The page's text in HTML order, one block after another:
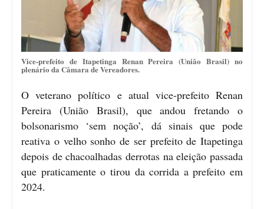
Vice-prefeito de Itapetinga Renan Pereira (União Brasil) no
plenário da Câmara de Vereadores.
O veterano político e atual vice-prefeito Renan
Pereira (União Brasil), que andou fretando o
bolsonarismo ‘sem noção’, dá sinais que pode
reativa o velho sonho de ser prefeito de Itapetinga
depois de chacoalhadas derrotas na eleição passada
que praticamente o tirou da corrida a prefeito em
2024.